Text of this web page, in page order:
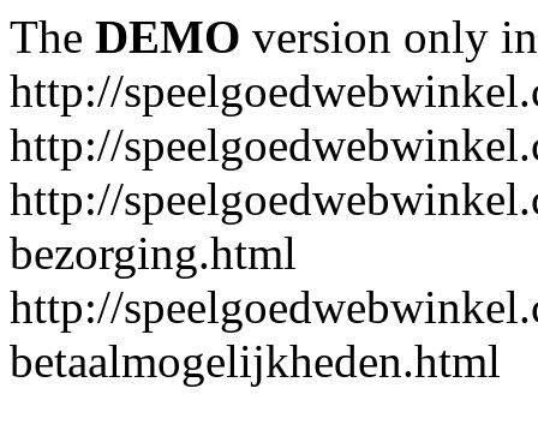
The DEMO version only
http://
http://
http://
bezorging.html
http://
betaalmogelijkheden.html